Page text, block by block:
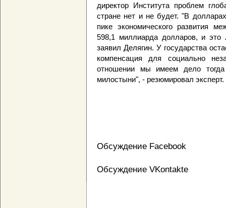
директор Института проблем
стране нет и не будет. "В
пике экономического развития
598,1 миллиарда долларов, и
заявил Делягин. У государства
компенсация для социально
отношении мы имеем дело
милостыни", - резюмировал эксперт.
Обсуждение Facebook
Обсуждение VKontakte